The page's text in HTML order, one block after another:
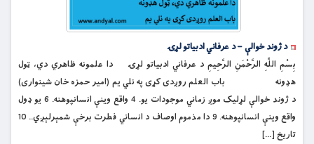
د ژوند خوالې – د عرفاني ادبیاتو لړۍ
بِسْمِ اللَّهِ الرَّحْمَنِ الرَّحِيمِ د عرفاني ادبیاتو لړۍ دا علمونه ظاهري دي، ټول
هډونه باب العلم روږدی کړی په نلي یم (امیر حمزه خان شینواری)
د ژوند خوالې لړلیک موږ زماني موجودات یو. 4 واقع وینې انسانپوهنه. 6 یو ډول
واقع وینې انسانپوهنه. 9 دا مذموم اوصاف د انساني فطرت برخې شمېرلېږي.. 10
تاریخ […]